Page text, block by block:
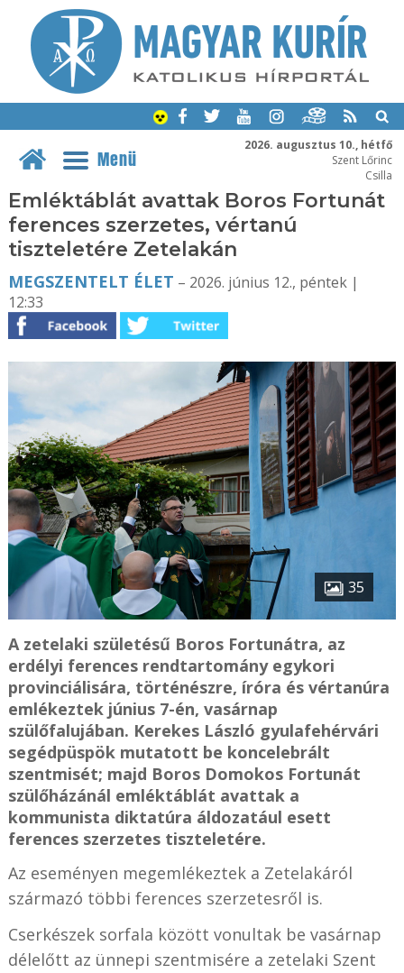
2026. augusztus 10., hétfő
Szent Lőrinc
Csilla
Menü
Emléktáblát avattak Boros Fortunát
ferences szerzetes, vértanú
tiszteletére Zetelakán
MEGSZENTELT ÉLET – 2026. június 12., péntek |
12:33
35
A zetelaki születésű Boros Fortunátra, az
erdélyi ferences rendtartomány egykori
provinciálisára, történészre, íróra és vértanúra
emlékeztek június 7-én, vasárnap
szülőfalujában. Kerekes László gyulafehérvári
segédpüspök mutatott be koncelebrált
szentmisét; majd Boros Domokos Fortunát
szülőházánál emléktáblát avattak a
kommunista diktatúra áldozatául esett
ferences szerzetes tiszteletére.
Az eseményen megemlékeztek a Zetelakáról
származó többi ferences szerzetesről is.
Cserkészek sorfala között vonultak be vasárnap
délelőtt az ünnepi szentmisére a zetelaki Szent